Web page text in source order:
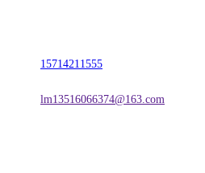
15714211555
lm13516066374@163.com